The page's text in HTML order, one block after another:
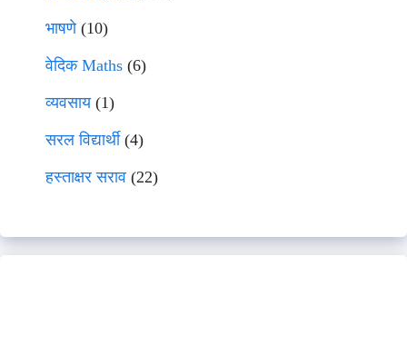
भाषणे(10)
वेदिक Maths (6)
व्यवसाय(1)
सरल विद्यार्थी(4)
हस्ताक्षर सराव (22)